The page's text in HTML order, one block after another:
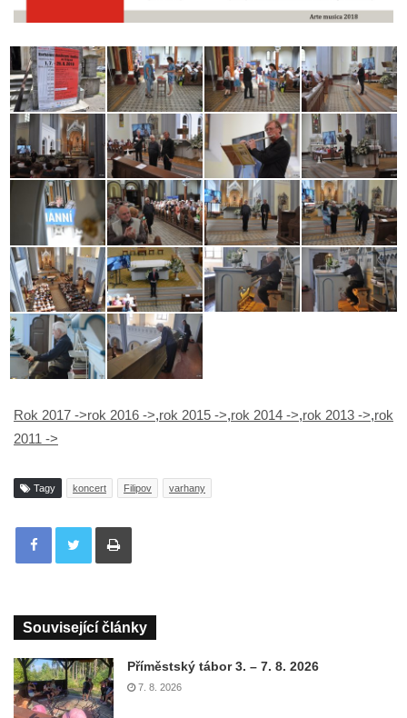
Rok 2017 ->rok 2016 ->,rok 2015 ->,rok 2014 ->,rok 2013 ->,rok
2011 ->
Tagy koncert Filipov varhany
Tisknout
Související články
Příměstský tábor 3. – 7. 8. 2026
7. 8. 2026